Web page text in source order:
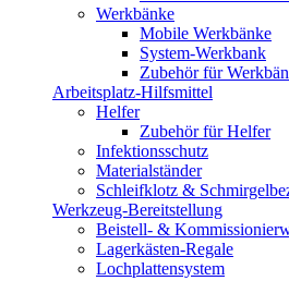
Werkbänke
Mobile Werkbänke
System-Werkbank
Zubehör für
Arbeitsplatz-Hilfsmittel
Helfer
Zubehör für Helfer
Infektionsschutz
Materialständer
Schleifklotz &
Werkzeug-Bereitstellung
Beistell- &
Lagerkästen-Regale
Lochplattensystem